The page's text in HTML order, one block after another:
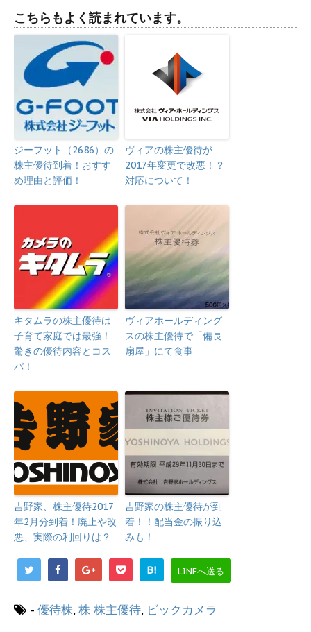
こちらもよく読まれています。
ジーフット（2686）の
株主優待到着！おすす
め理由と評価！
ヴィアの株主優待が
2017年変更で改悪！？
対応について！
キタムラの株主優待は
子育て家庭では最強！
驚きの優待内容とコス
パ！
ヴィアホールディング
スの株主優待で「備長
扇屋」にて食事
吉野家、株主優待2017
年2月分到着！廃止や改
悪、実際の利回りは？
吉野家の株主優待が到
着！！配当金の振り込
みも！
B! LINEへ送る
- 優待株,株 株主優待, ビックカメラ